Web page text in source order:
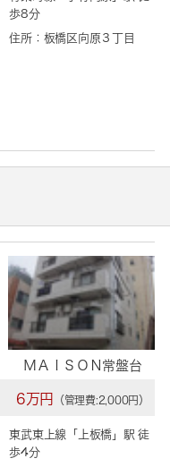
歩8分
住所：板橋区向原３丁目
ＭＡＩＳＯＮ常盤台
6万円 （管理費:2,000円）
東武東上線「 上板橋 」駅 徒
歩4分